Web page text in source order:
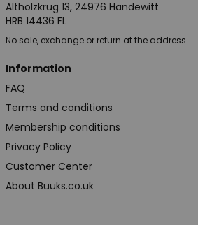
Altholzkrug 13, 24976 Handewitt
HRB 14436 FL
No sale, exchange or return at the address
Information
FAQ
Terms and conditions
Membership conditions
Privacy Policy
Customer Center
About Buuks.co.uk